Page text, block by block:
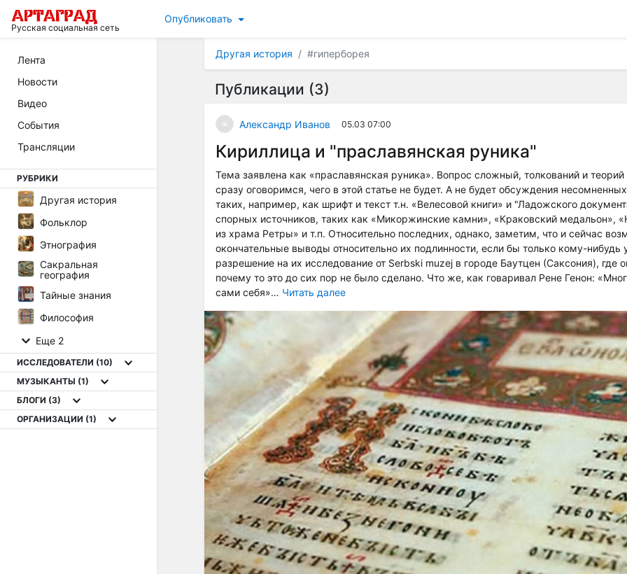
Русская социальная сеть
Опубликовать
Лента
Новости
Видео
События
Трансляции
РУБРИКИ
Другая история
Фольклор
Этнография
Сакральная
география
Тайные знания
Философия
Еще 2
ИССЛЕДОВАТЕЛИ (10)
МУЗЫКАНТЫ (1)
БЛОГИ (3)
ОРГАНИЗАЦИИ (1)
Другая история #гиперборея
Публикации (3)
Александр Иванов 05.03 07:00
Кириллица и "праславянская руника"
Тема заявлена как «праславянская руника». Вопрос сложный, толкований и
сразу оговоримся, чего в этой статье не будет. А не будет обсуждения
таких, например, как шрифт и текст т.н. «Велесовой книги» и "Ладожского
спорных источников, таких как «Микоржинские камни», «Краковский медальон»,
из храма Ретры» и т.п. Относительно последних, однако, заметим, что и сейчас
окончательные выводы относительно их подлинности, если бы только кому-нибудь
разрешение на их исследование от Serbski muzej в городе Баутцен (Саксония), где
почему то это до сих пор не было сделано. Что же, как говаривал Рене Генон:
сами себя»… Читать далее